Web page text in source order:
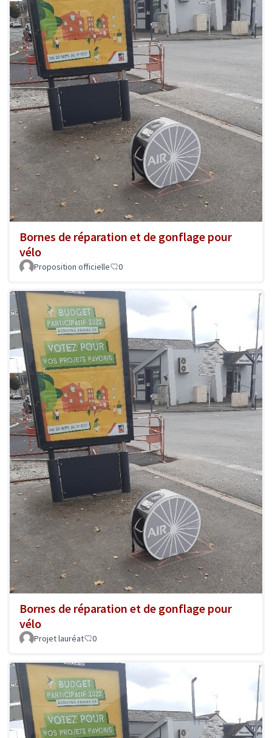
Bornes de réparation et de gonflage pour
vélo
Proposition officielle 0
Bornes de réparation et de gonflage pour
vélo
Projet lauréat 0